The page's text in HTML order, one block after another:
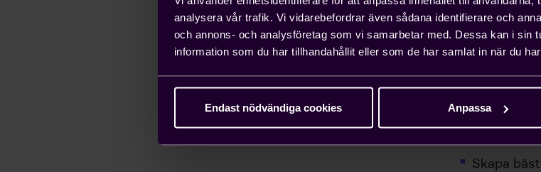
analysera vår trafik. Vi vidarebefordrar även sådana identifierare och
och annons- och analysföretag som vi samarbetar med. Dessa kan i sin
information som du har tillhandahållit eller som de har samlat in när du
Endast nödvändiga cookies Anpassa
För
och
utveckling
Skapa